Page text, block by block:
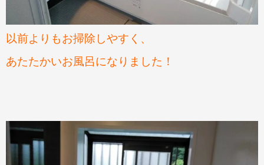
以前よりもお掃除しやすく、
あたたかいお風呂になりました！